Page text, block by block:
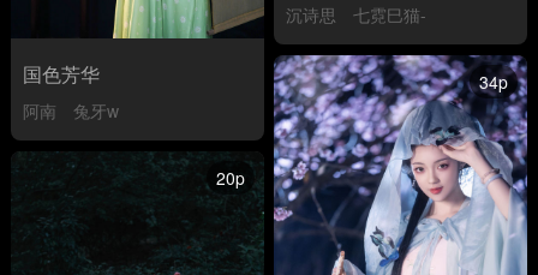
沉诗思 七霓巳猫-
国色芳华
阿南 兔牙w
34p
20p